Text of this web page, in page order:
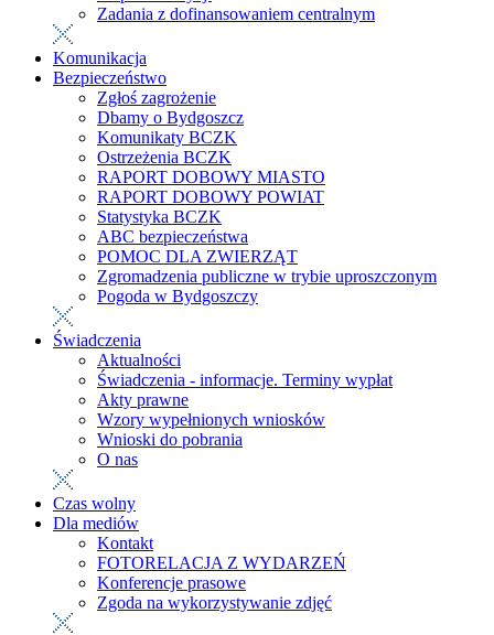
Zadania z dofinansowaniem centralnym
Komunikacja
Bezpieczeństwo
Zgłoś zagrożenie
Dbamy o Bydgoszcz
Komunikaty BCZK
Ostrzeżenia BCZK
RAPORT DOBOWY MIASTO
RAPORT DOBOWY POWIAT
Statystyka BCZK
ABC bezpieczeństwa
POMOC DLA ZWIERZĄT
Zgromadzenia publiczne w trybie uproszczonym
Pogoda w Bydgoszczy
Świadczenia
Aktualności
Świadczenia - informacje. Terminy wypłat
Akty prawne
Wzory wypełnionych wniosków
Wnioski do pobrania
O nas
Czas wolny
Dla mediów
Kontakt
FOTORELACJA Z WYDARZEŃ
Konferencje prasowe
Zgoda na wykorzystywanie zdjęć